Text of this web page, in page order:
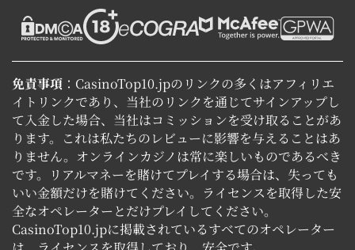
免責事項 ：CasinoTop10.jpのリンクの多くはアフィリエ
イトリンクであり、当社のリンクを通じてサインアップし
て入金した場合、当社はコミッションを受け取ることがあ
ります。これは私たちのレビューに影響を与えることはあ
りません。オンラインカジノは常に楽しいものであるべき
です。リアルマネーを賭けてプレイする場合は、失っても
いい金額だけを賭けてください。ライセンスを取得した安
全なオペレーターとだけプレイしてください。
CasinoTop10.jpに掲載されているすべてのオペレーター